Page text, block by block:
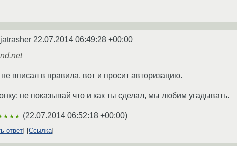
22.07.2014 06:49:28 +00:00
вписал в правила, вот и просит авторизацию.
не показывай что и как ты сделал, мы любим угадывать.
(22.07.2014 06:52:18 +00:00)
ответ Ссылка